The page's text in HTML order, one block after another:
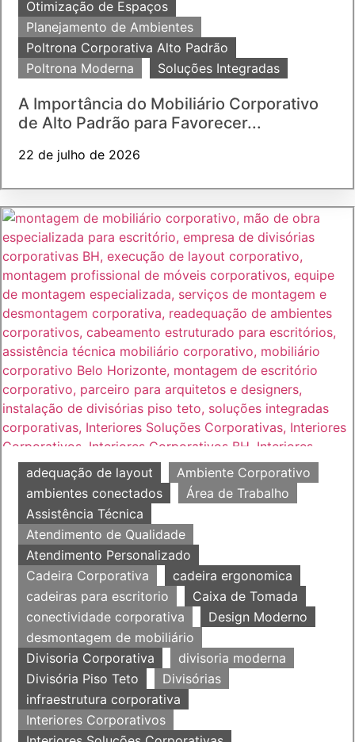
Otimização de Espaços
Planejamento de Ambientes
Poltrona Corporativa Alto Padrão
Poltrona Moderna
Soluções Integradas
A Importância do Mobiliário Corporativo
de Alto Padrão para Favorecer...
22 de julho de 2026
adequação de layout
Ambiente Corporativo
ambientes conectados
Área de Trabalho
Assistência Técnica
Atendimento de Qualidade
Atendimento Personalizado
Cadeira Corporativa
cadeira ergonomica
cadeiras para escritorio
Caixa de Tomada
conectividade corporativa
Design Moderno
desmontagem de mobiliário
Divisoria Corporativa
divisoria moderna
Divisória Piso Teto
Divisórias
infraestrutura corporativa
Interiores Corporativos